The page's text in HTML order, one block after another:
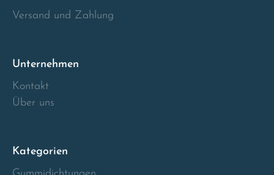
Versand und Zahlung
Unternehmen
Kontakt
Über uns
Kategorien
Macedonia
Malta
Netherlands